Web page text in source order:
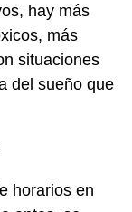
hay más
más
situaciones
del sueño que
horarios en